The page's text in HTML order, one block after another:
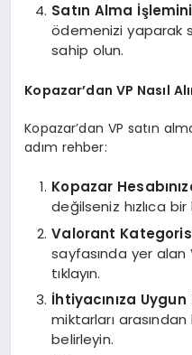
Satın Alma
ödemenizi yaparak
sahip olun.
Kopazar’dan VP Nasıl
Kopazar’dan VP satın
adım rehber:
Kopazar
değilseniz hızlıca
Valorant
sayfasında yer
tıklayın.
İhtiyacınıza
miktarları
belirleyin.